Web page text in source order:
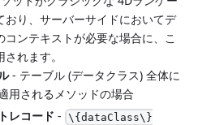
おり、サーバーサイドにおいてデ
コンテキストが必要な場合に、こ
れます。
- テーブル (データクラス) 全体に
用されるメソッドの場合
レコード - \{dataClass\}